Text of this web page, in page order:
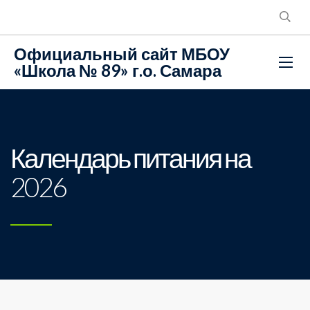
Официальный сайт МБОУ
«Школа № 89» г.о. Самара
Календарь питания на
2026